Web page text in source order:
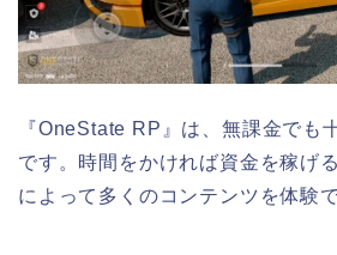
『OneState RP 』は、無課金でも
です。時間をかければ資金を稼げ
によって多くのコンテンツを体験